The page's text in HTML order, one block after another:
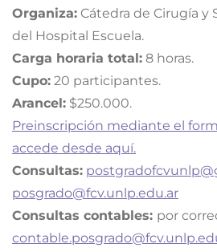
Organiza: Cátedra de Cirugía y
del Hospital Escuela.
Carga horaria total: 8 horas.
Cupo: 20 participantes.
Arancel: $250.000.
Preinscripción mediante el
accede desde aquí.
Consultas:
posgrado@fcv.unlp.edu.ar
Consultas contables: por